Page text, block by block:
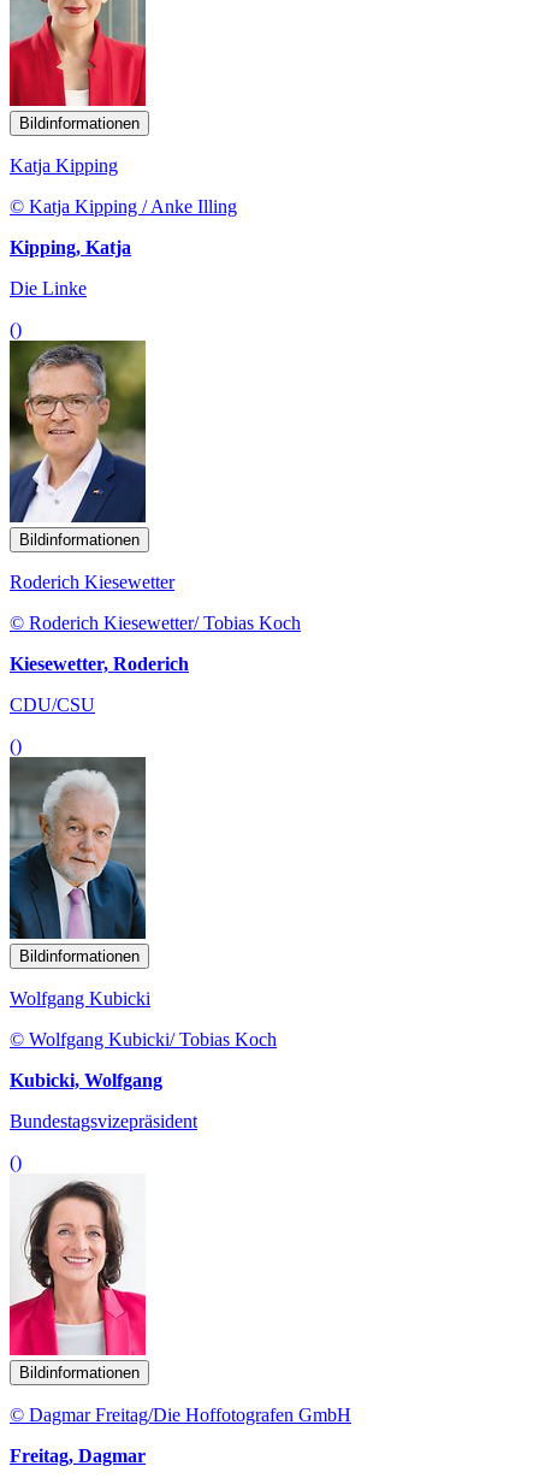
Bildinformationen
Katja Kipping
© Katja Kipping / Anke Illing
Kipping, Katja
Die Linke
()
Bildinformationen
Roderich Kiesewetter
© Roderich Kiesewetter/ Tobias Koch
Kiesewetter, Roderich
CDU/CSU
()
Bildinformationen
Wolfgang Kubicki
© Wolfgang Kubicki/ Tobias Koch
Kubicki, Wolfgang
Bundestagsvizepräsident
()
Bildinformationen
© Dagmar Freitag/Die Hoffotografen GmbH
Freitag, Dagmar